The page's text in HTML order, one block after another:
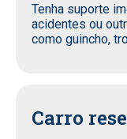
Tenha suporte
acidentes ou
como guincho,
Carro